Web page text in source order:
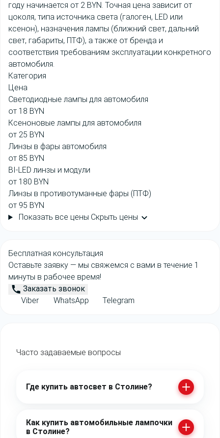
году начинается от 2 BYN. Точная цена зависит от
цоколя, типа источника света (галоген, LED или
ксенон), назначения лампы (ближний свет, дальний
свет, габариты, ПТФ), а также от бренда и
соответствия требованиям эксплуатации конкретного
автомобиля.
Категория
Цена
Светодиодные лампы для автомобиля
от 18 BYN
Ксеноновые лампы для автомобиля
от 25 BYN
Линзы в фары автомобиля
от 85 BYN
BI-LED линзы и модули
от 180 BYN
Линзы в противотуманные фары (ПТФ)
от 95 BYN
Показать все цены Скрыть цены
Бесплатная консультация
Оставьте заявку — мы свяжемся с вами в течение 1
минуты в рабочее время!
Заказать звонок
Viber
WhatsApp Telegram
Часто задаваемые вопросы
Где купить автосвет в Столине?
Как купить автомобильные лампочки
в Столине?